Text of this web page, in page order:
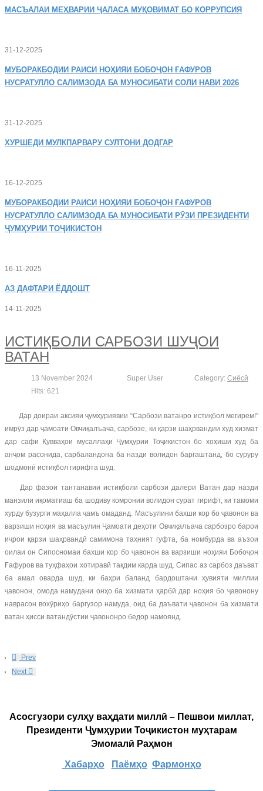
МАСЪАЛАИ МЕҲВАРИИ ҶАЛАСА МУҚОВИМАТ БО КОРРУПСИЯ
31-12-2025
МУБОРАКБОДИИ РАИСИ НОҲИЯИ БОБОҶОН ҒАФУРОВ
НУСРАТУЛЛО САЛИМЗОДА БА МУНОСИБАТИ СОЛИ НАВИ 2026
31-12-2025
ХУРШЕДИ МУЛКПАРВАРУ СУЛТОНИ ДОДГАР
16-12-2025
МУБОРАКБОДИИ РАИСИ НОҲИЯИ БОБОҶОН ҒАФУРОВ
НУСРАТУЛЛО САЛИМЗОДА БА МУНОСИБАТИ РӮЗИ ПРЕЗИДЕНТИ
ҶУМҲУРИИ ТОҶИКИСТОН
16-11-2025
АЗ ДАФТАРИ ЁДДОШТ
14-11-2025
ИСТИҚБОЛИ САРБОЗИ ШУҶОИ
ВАТАН
13 November 2024 Super User Category: Сиёсӣ
Hits: 621
Дар доираи аксияи ҷумҳуриявии “Сарбози ватанро истиқбол мегирем!"
имрӯз дар ҷамоати Овчиқалъача, сарбозе, ки қарзи шаҳрвандии худ хизмат
дар сафи Қувваҳои мусаллаҳи Ҷумҳурии Тоҷикистон бо хоҳиши худ ба
анҷом расонида, сарбаландона ба назди волидон баргаштанд, бо суруру
шодмонӣ истиқбол гирифта шуд.
Дар фазои тантанавии истиқболи сарбози далери Ватан дар назди
манзили иқоматиаш ба шодиву комронии волидон сурат гирифт, ки тамоми
хурду бузурги маҳалла ҷамъ омаданд. Масъулини бахши кор бо ҷавонон ва
варзиши ноҳия ва масъулин Ҷамоати деҳоти Овчиқалъача сарбозро барои
иҷрои қарзи шаҳрвандӣ самимона таҳният гуфта, ба номбурда ва аъзои
оилаи он Сипосномаи бахши кор бо ҷавонон ва варзиши ноҳияи Бобоҷон
Ғафуров ва туҳфаҳои хотиравӣ тақдим карда шуд. Сипас аз сарбоз даъват
ба амал оварда шуд, ки баҳри баланд бардоштани ҳувияти миллии
ҷавонон, омода намудани онҳо ба хизмати ҳарбӣ дар ноҳия бо ҷавонону
наврасон вохӯриҳо баргузор намуда, оид ба даъвати ҷавонон ба хизмати
ватан ҳисси ватандӯстии ҷавононро бедор намоянд.
Prev
Next
Асосгузори сулҳу ваҳдати миллӣ – Пешвои миллат,
Президенти Ҷумҳурии Тоҷикистон муҳтарам
Эмомалӣ Раҳмон
Хабарҳо Паёмҳо Фармонҳо